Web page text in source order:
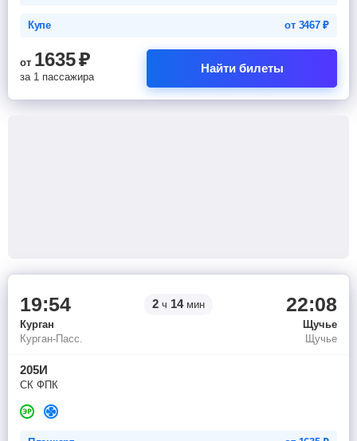
Купе от 3467₽
от 1635₽
за 1 пассажира
Найти билеты
19:54 2 ч 14мин 22:08
Курган
Щучье
Курган-Пасс.
Щучье
205И
СК ФПК